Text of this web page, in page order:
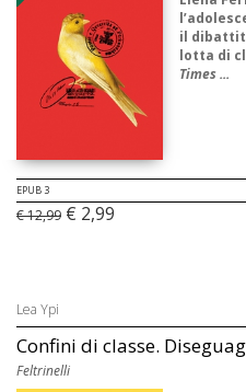
il
lotta di
Times ...
EPUB 3
€ 12,99 € 2,99
Lea Ypi
Confini di classe.
Feltrinelli